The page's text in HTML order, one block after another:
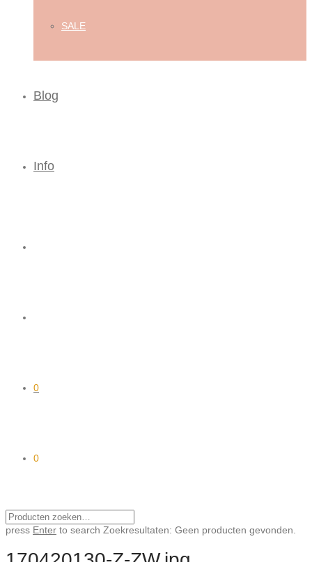
SALE
Blog
Info
0
0
press Enter to search Zoekresultaten: Geen producten gevonden.